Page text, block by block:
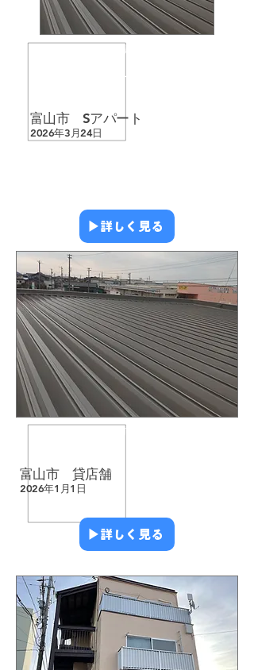
​富山市 Sアパート
2026年3月24日
​アパート・マンション
​雨漏り修繕
▶︎詳しく見る
​富山市 貸店舗
2026年1月1日
​店舗・テナント
▶︎詳しく見る